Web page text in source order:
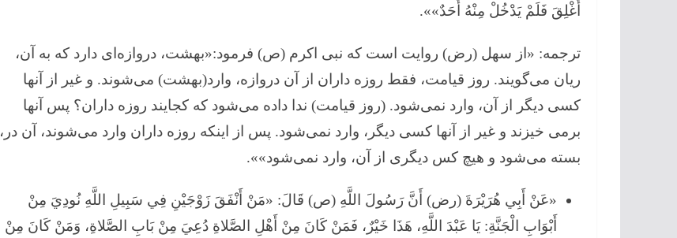
أُغْلِقَ فَلَمْ يَدْخُلْ مِنْهُ أَحَدٌ»».
ترجمه: «از سهل (رض) روایت است كه نبی ‏اكرم (ص) فرمود:«بهشت، دروازه‌ای دارد كه به آن،
ریان می‌گویند. روز قیامت، فقط روزه داران از آن دروازه، وارد(بهشت) می‌شوند. و غیر از آنها
كسی دیگر از آن، وارد نمی‌شود. (روز قیامت) ندا داده می‌شود كه كجایند روزه داران؟ پس آنها
برمی خیزند و غیر از آنها كسی دیگر، وارد نمی‌شود. پس از اینكه روزه داران وارد می‌شوند، آن در،
بسته می‌شود و هیچ كس دیگری از آن، وارد نمی‌شود»».
«عَنْ أَبِي هُرَيْرَةَ (رض) أَنَّ رَسُولَ اللَّهِ (ص) قَالَ: «مَنْ أَنْفَقَ زَوْجَيْنِ فِي سَبِيلِ اللَّهِ نُودِيَ مِنْ
أَبْوَابِ الْجَنَّةِ: يَا عَبْدَ اللَّهِ، هَذَا خَيْرٌ، فَمَنْ كَانَ مِنْ أَهْلِ الصَّلاةِ دُعِيَ مِنْ بَابِ الصَّلاةِ، وَمَنْ كَانَ مِنْ